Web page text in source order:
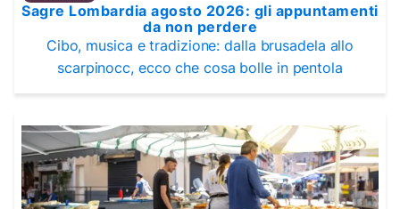
Sagre Lombardia agosto 2026: gli appuntamenti
da non perdere
Cibo, musica e tradizione: dalla brusadela allo
scarpinocc, ecco che cosa bolle in pentola